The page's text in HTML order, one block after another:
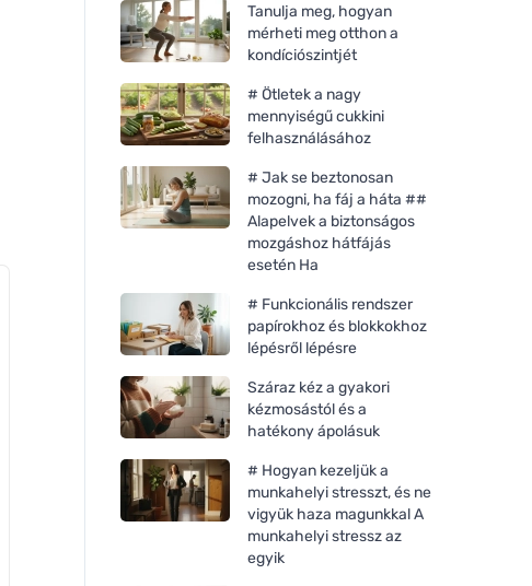
Cottony Eldobható baba
pelenkák bio-pamutból 3-6
Cottony Eldobható
Tanulja meg, hogyan
mérheti meg otthon a
kondíciószintjét
# Ötletek a nagy
mennyiségű cukkini
felhasználásához
# Jak se beztonosan
mozogni, ha fáj a háta ##
Alapelvek a biztonságos
mozgáshoz hátfájás
esetén Ha
# Funkcionális rendszer
papírokhoz és blokkokhoz
lépésről lépésre
Száraz kéz a gyakori
kézmosástól és a
hatékony ápolásuk
# Hogyan kezeljük a
munkahelyi stresszt, és ne
vigyük haza magunkkal A
munkahelyi stressz az
egyik